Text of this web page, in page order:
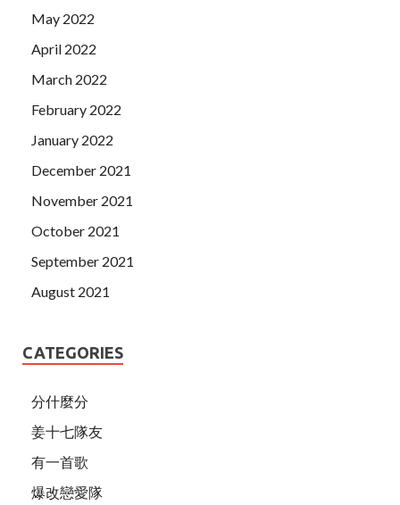
May 2022
April 2022
March 2022
February 2022
January 2022
December 2021
November 2021
October 2021
September 2021
August 2021
CATEGORIES
分什麼分
姜十七隊友
有一首歌
爆改戀愛隊